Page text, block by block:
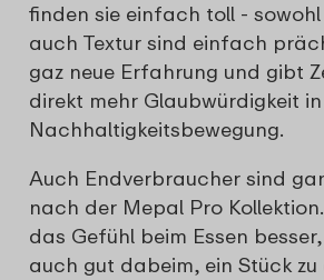
finden sie einfach toll -
auch Textur sind einfach
gaz neue Erfahrung und gibt
direkt mehr Glaubwürdigkeit
Nachhaltigkeitsbewegung.
Auch Endverbraucher sind
nach der Mepal Pro
das Gefühl beim Essen
auch gut dabeim, ein Stück zu